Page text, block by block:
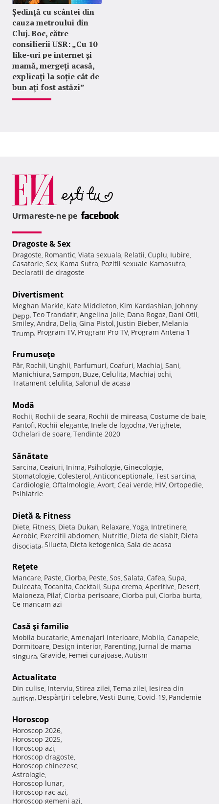
Ședință cu scântei din
cauza metroului din
Cluj. Boc, către
consilierii USR: „Cu 10
like-uri pe internet și
mamă, mergeți acasă,
explicați la soție cât de
bun ați fost astăzi”
Urmareste-ne pe
Dragoste & Sex
Dragoste, Romantic, Viata sexuala, Relatii, Cuplu, Iubire,
Casatorie, Sex, Kama Sutra, Pozitii sexuale Kamasutra,
Declaratii de dragoste
Divertisment
Meghan Markle, Kate Middleton, Kim Kardashian, Johnny
Depp, Teo Trandafir, Angelina Jolie, Dana Rogoz, Dani Otil,
Smiley, Andra, Delia, Gina Pistol, Justin Bieber, Melania
Trump, Program TV, Program Pro TV, Program Antena 1
Frumuseţe
Păr, Rochii, Unghii, Parfumuri, Coafuri, Machiaj, Sani,
Manichiura, Sampon, Buze, Celulita, Machiaj ochi,
Tratament celulita, Salonul de acasa
Modă
Rochii, Rochii de seara, Rochii de mireasa, Costume de baie,
Pantofi, Rochii elegante, Inele de logodna, Verighete,
Ochelari de soare, Tendinte 2020
Sănătate
Sarcina, Ceaiuri, Inima, Psihologie, Ginecologie,
Stomatologie, Colesterol, Anticonceptionale, Test sarcina,
Cardiologie, Oftalmologie, Avort, Ceai verde, HIV, Ortopedie,
Psihiatrie
Dietă & Fitness
Diete, Fitness, Dieta Dukan, Relaxare, Yoga, Intretinere,
Aerobic, Exercitii abdomen, Nutritie, Dieta de slabit, Dieta
disociata, Silueta, Dieta ketogenica, Sala de acasa
Reţete
Mancare, Paste, Ciorba, Peste, Sos, Salata, Cafea, Supa,
Dulceata, Tocanita, Cocktail, Supa crema, Aperitive, Desert,
Maioneza, Pilaf, Ciorba perisoare, Ciorba pui, Ciorba burta,
Ce mancam azi
Casă şi familie
Mobila bucatarie, Amenajari interioare, Mobila, Canapele,
Dormitoare, Design interior, Parenting, Jurnal de mama
singura, Gravide, Femei curajoase, Autism
Actualitate
Din culise, Interviu, Stirea zilei, Tema zilei, Iesirea din
autism, Despărţiri celebre, Vesti Bune, Covid-19, Pandemie
Horoscop
Horoscop 2026,
Horoscop 2025,
Horoscop azi,
Horoscop dragoste,
Horoscop chinezesc,
Astrologie,
Horoscop lunar,
Horoscop rac azi,
Horoscop gemeni azi,